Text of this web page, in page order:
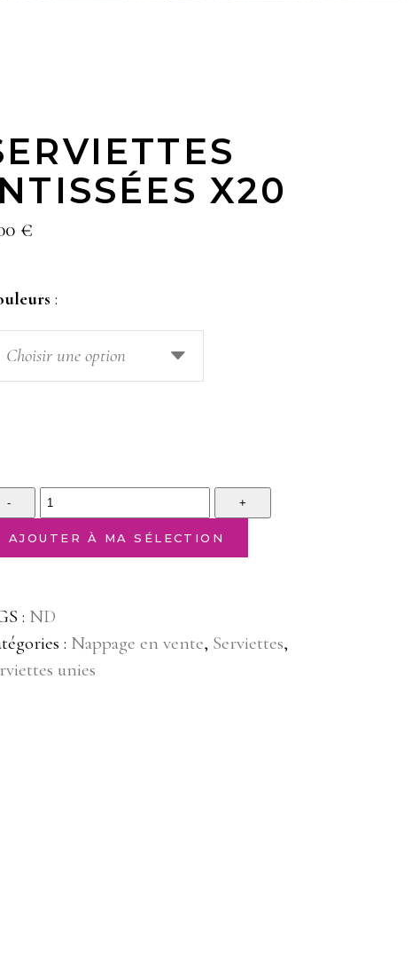
X20
€
:
Choisir une option
AJOUTER À MA SÉLECTION
: ND
: Nappage en vente, Serviettes,
unies